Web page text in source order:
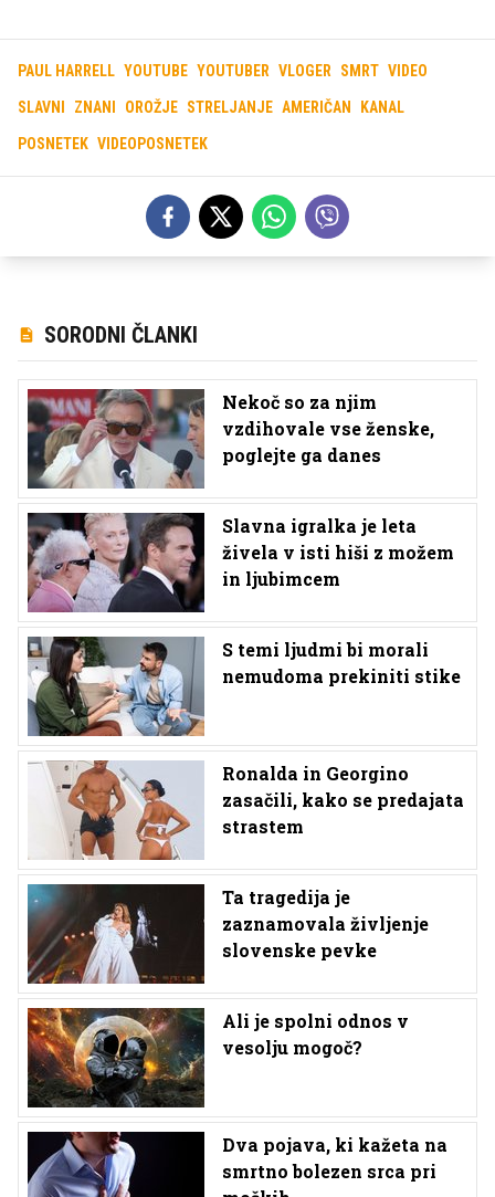
PAUL HARRELL YOUTUBE YOUTUBER VLOGER SMRT VIDEO
SLAVNI ZNANI OROŽJE STRELJANJE AMERIČAN KANAL
POSNETEK VIDEOPOSNETEK
SORODNI ČLANKI
Nekoč so za njim
vzdihovale vse ženske,
poglejte ga danes
Slavna igralka je leta
živela v isti hiši z možem
in ljubimcem
S temi ljudmi bi morali
nemudoma prekiniti stike
Ronalda in Georgino
zasačili, kako se predajata
strastem
Ta tragedija je
zaznamovala življenje
slovenske pevke
Ali je spolni odnos v
vesolju mogoč?
Dva pojava, ki kažeta na
smrtno bolezen srca pri